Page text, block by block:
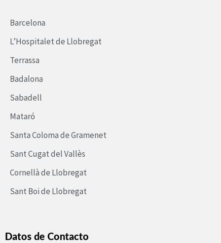
Barcelona
L’Hospitalet de Llobregat
Terrassa
Badalona
Sabadell
Mataró
Santa Coloma de Gramenet
Sant Cugat del Vallès
Cornellà de Llobregat
Sant Boi de Llobregat
Datos de Contacto